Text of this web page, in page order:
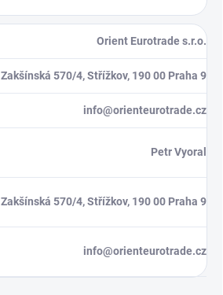
Orient Eurotrade s.r.o.
Zakšínská 570/4, Střížkov, 190 00 Praha 9
info@orienteurotrade.cz
Petr Vyoral
Zakšínská 570/4, Střížkov, 190 00 Praha 9
info@orienteurotrade.cz